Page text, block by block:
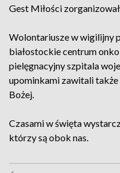
Gest Miłości
Wolontariusze w wigilijny
białostockie centrum
pielęgnacyjny szpitala
upominkami zawitali
Bożej.
Czasami w święta
którzy są obok nas.